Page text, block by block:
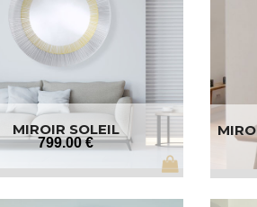
MIROIR SOLEIL
799.00 €